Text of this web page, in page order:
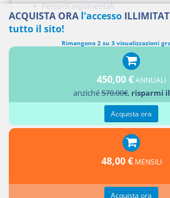
Percorsi argomentali
ACQUISTA ORA l'accesso
tutto il sito!
Rimangono 2 su 3 visualizzazioni
450,00 €ANNUALI
anziché570.00€, risparmi il
Acquista ora
48,00 € MENSILI
Acquista ora